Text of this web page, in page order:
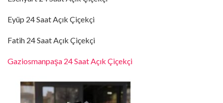
Eyüp 24 Saat Açık Çiçekçi
Fatih 24 Saat Açık Çiçekçi
Gaziosmanpaşa 24 Saat Açık Çiçekçi